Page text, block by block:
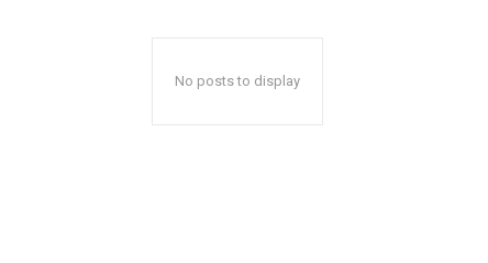
No posts to display